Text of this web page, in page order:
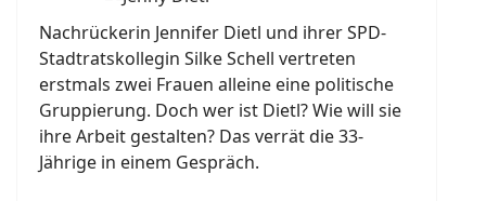
Nachrückerin Jennifer Dietl und ihrer SPD-
Stadtratskollegin Silke Schell vertreten
erstmals zwei Frauen alleine eine politische
Gruppierung. Doch wer ist Dietl? Wie will sie
ihre Arbeit gestalten? Das verrät die 33-
Jährige in einem Gespräch.